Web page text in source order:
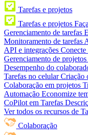
Tarefas e projetos
Tarefas e projetos
Gerenciamento de tarefas
Monitoramento de tarefas
API e integrações Conecte
Gerenciamento de projetos
Desempenho do
Tarefas no celular Criação
Colaboração em projetos
Automação Economize
CoPilot em Tarefas
Ver todos os recursos de
Colaboração